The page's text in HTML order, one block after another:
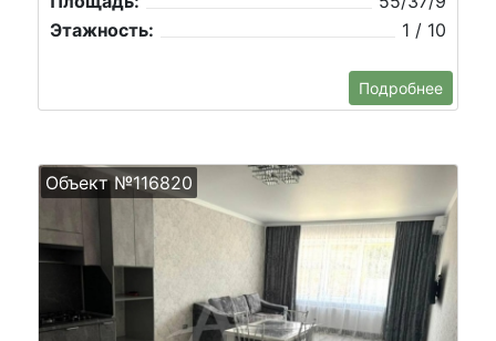
Этажность:
1 / 10
Подробнее
Объект №116820